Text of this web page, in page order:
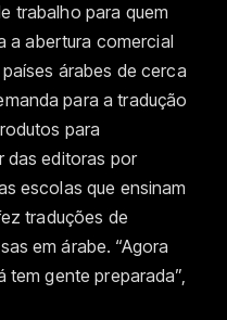
trabalho para quem
a abertura comercial
árabes de cerca
para a tradução
para
das editoras por
escolas que ensinam
traduções de
em árabe. “Agora
tem gente preparada”,